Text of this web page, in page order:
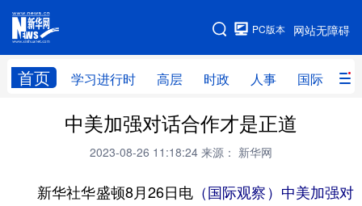
网站无障碍
PC版本
首页 学习进行时 高层 时政 人事 国际 财
网站地图
学习进行时 高层 时政
财经 网评
台湾 思客智库 全球连线 教育
中美加强对话合作才是正道
2023-08-26 11:18:24 来源： 新华网
新华社华盛顿8月26日电 （国际观察）中美加强对